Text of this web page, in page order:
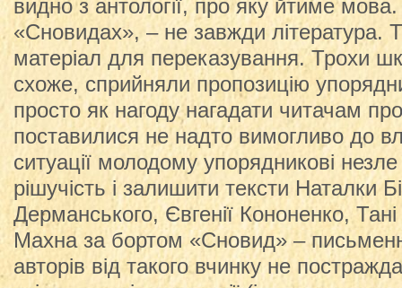
видно з антології, про яку йтиме мова.
«Сновидах», – не завжди література.
матеріал для переказування. Трохи
схоже, сприйняли пропозицію
просто як нагоду нагадати читачам
поставилися не надто вимогливо до
ситуації молодому упорядникові
рішучість і залишити тексти Наталки
Дерманського, Євгенії Кононенко,
Махна за бортом «Сновид» –
авторів від такого вчинку не